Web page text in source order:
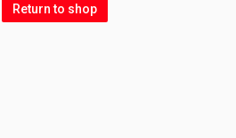
Return to shop